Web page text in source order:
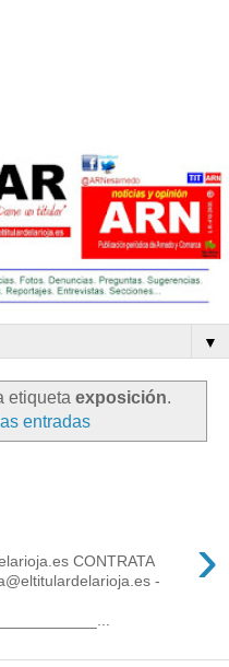
▼
etiqueta exposición.
entradas
›
CONTRATA
-